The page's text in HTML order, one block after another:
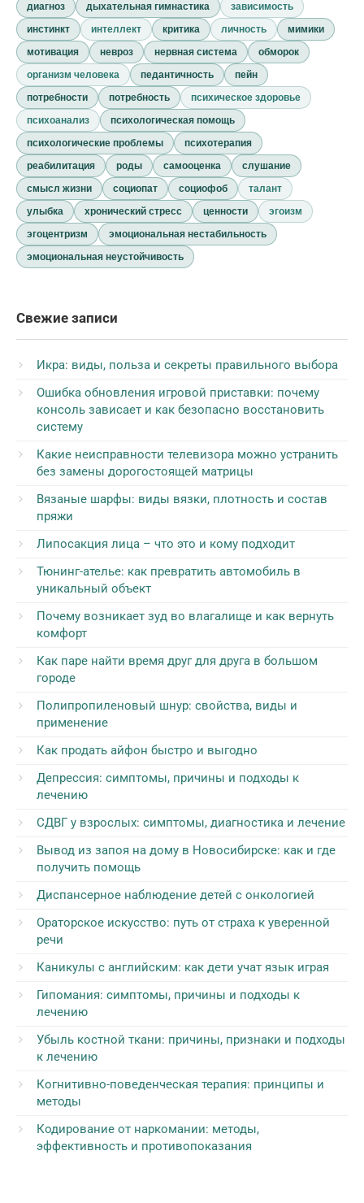
диагноз
дыхательная гимнастика
зависимость
инстинкт
интеллект критика личность
мимики
мотивация
невроз нервная система
обморок
организм человека
педантичность
пейн
потребности
потребность
психическое здоровье
психоанализ
психологическая помощь
психологические проблемы
психотерапия
реабилитация
роды самооценка
слушание
смысл жизни
социопат социофоб
талант
улыбка
хронический стресс ценности
эгоизм
эгоцентризм
эмоциональная нестабильность
эмоциональная неустойчивость
Свежие записи
Икра: виды, польза и секреты правильного выбора
Ошибка обновления игровой приставки: почему
консоль зависает и как безопасно восстановить
систему
Какие неисправности телевизора можно устранить
без замены дорогостоящей матрицы
Вязаные шарфы: виды вязки, плотность и состав
пряжи
Липосакция лица – что это и кому подходит
Тюнинг-ателье: как превратить автомобиль в
уникальный объект
Почему возникает зуд во влагалище и как вернуть
комфорт
Как паре найти время друг для друга в большом
городе
Полипропиленовый шнур: свойства, виды и
применение
Как продать айфон быстро и выгодно
Депрессия: симптомы, причины и подходы к
лечению
СДВГ у взрослых: симптомы, диагностика и лечение
Вывод из запоя на дому в Новосибирске: как и где
получить помощь
Диспансерное наблюдение детей с онкологией
Ораторское искусство: путь от страха к уверенной
речи
Каникулы с английским: как дети учат язык играя
Гипомания: симптомы, причины и подходы к
лечению
Убыль костной ткани: причины, признаки и подходы
к лечению
Когнитивно-поведенческая терапия: принципы и
методы
Кодирование от наркомании: методы,
эффективность и противопоказания